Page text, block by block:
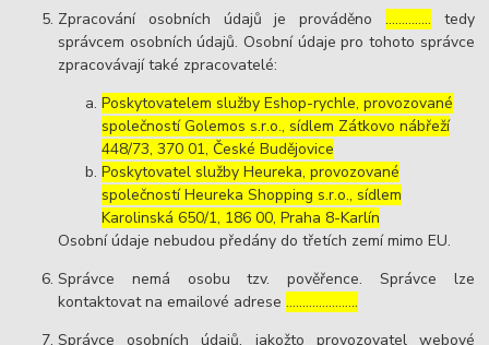
Zpracování osobních údajů je prováděno………….. tedy
správcem osobních údajů. Osobní údaje pro tohoto správce
zpracovávají také zpracovatelé:
Poskytovatelem služby Eshop-rychle, provozované
společností Golemos s.r.o., sídlem Zátkovo nábřeží
448/73, 370 01, České Budějovice
Poskytovatel služby Heureka, provozované
společností Heureka Shopping s.r.o., sídlem
Karolinská 650/1, 186 00, Praha 8-Karlín
Osobní údaje nebudou předány do třetích zemí mimo EU.
Správce nemá osobu tzv. pověřence. Správce lze
kontaktovat na emailové adrese………………….
Správce osobních údajů, jakožto provozovatel webové